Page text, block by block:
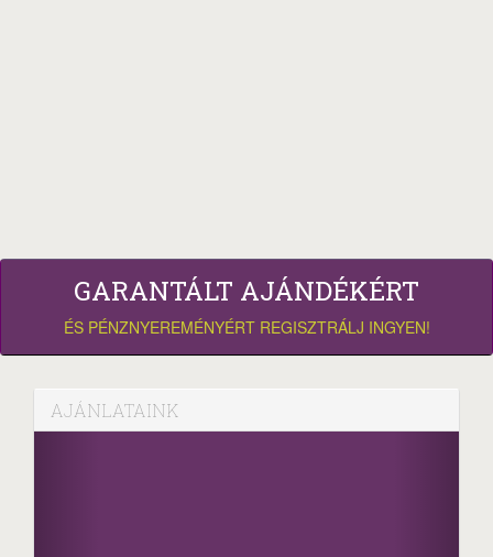
GARANTÁLT AJÁNDÉKÉRT
ÉS PÉNZNYEREMÉNYÉRT REGISZTRÁLJ INGYEN!
AJÁNLATAINK